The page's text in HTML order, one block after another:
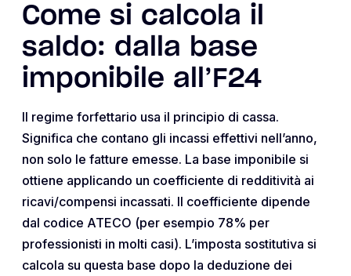
Come si calcola il
saldo: dalla base
imponibile all’F24
Il regime forfettario usa il principio di cassa.
Significa che contano gli incassi effettivi nell’anno,
non solo le fatture emesse. La base imponibile si
ottiene applicando un coefficiente di redditività ai
ricavi/compensi incassati. Il coefficiente dipende
dal codice ATECO (per esempio 78% per
professionisti in molti casi). L’imposta sostitutiva si
calcola su questa base dopo la deduzione dei